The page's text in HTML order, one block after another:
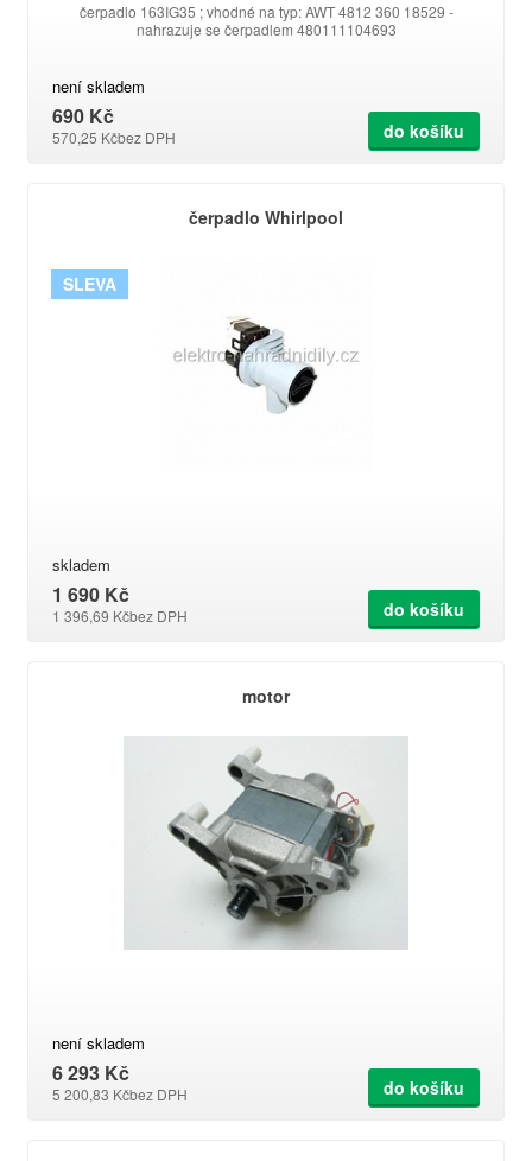
čerpadlo 163IG35 ; vhodné na typ: AWT 4812 360 18529 -
nahrazuje se čerpadlem 480111104693
není skladem
690 Kč
570,25 Kčbez DPH do košíku
čerpadlo Whirlpool
SLEVA
skladem
1 690 Kč
1 396,69 Kčbez DPH do košíku
motor
není skladem
6 293 Kč
5 200,83 Kčbez DPH do košíku